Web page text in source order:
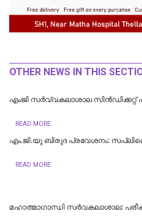
OTHER NEWS IN THIS
എംജി സർവ്വകലാശാല സിൻഡിക്കറ്റ്
READ MORE
എം.ജി.യു ബിരുദ പ്രവേശനം:
READ MORE
മഹാത്മാഗാന്ധി സർവകലാശാല: